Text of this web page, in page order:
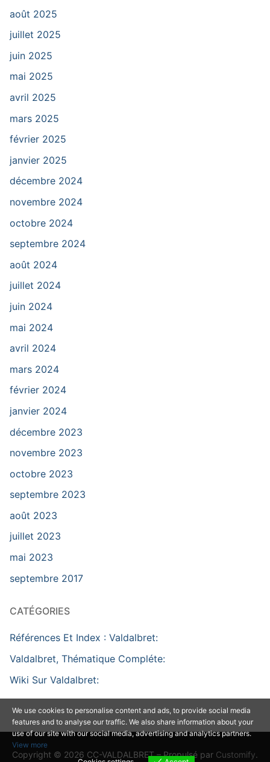
août 2025
juillet 2025
juin 2025
mai 2025
avril 2025
mars 2025
février 2025
janvier 2025
décembre 2024
novembre 2024
octobre 2024
septembre 2024
août 2024
juillet 2024
juin 2024
mai 2024
avril 2024
mars 2024
février 2024
janvier 2024
décembre 2023
novembre 2023
octobre 2023
septembre 2023
août 2023
juillet 2023
mai 2023
septembre 2017
CATÉGORIES
Références Et Index : Valdalbret:
Valdalbret, Thématique Compléte:
Wiki Sur Valdalbret:
Copyright © 2026 CC-VALDALBRET – Propulsé par Customify.
We use cookies to personalise content and ads, to provide social media
features and to analyse our traffic. We also share information about your
use of our site with our social media, advertising and analytics partners.
View more